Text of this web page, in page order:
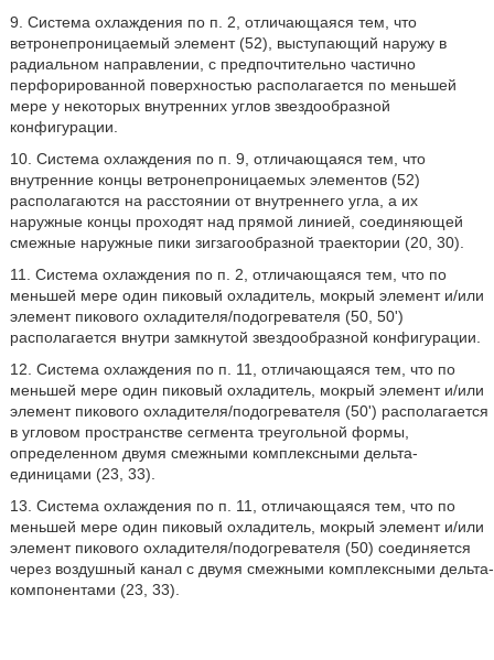
9. Система охлаждения по п. 2, отличающаяся тем, что
ветронепроницаемый элемент (52), выступающий наружу в
радиальном направлении, с предпочтительно частично
перфорированной поверхностью располагается по меньшей
мере у некоторых внутренних углов звездообразной
конфигурации.
10. Система охлаждения по п. 9, отличающаяся тем, что
внутренние концы ветронепроницаемых элементов (52)
располагаются на расстоянии от внутреннего угла, а их
наружные концы проходят над прямой линией, соединяющей
смежные наружные пики зигзагообразной траектории (20, 30).
11. Система охлаждения по п. 2, отличающаяся тем, что по
меньшей мере один пиковый охладитель, мокрый элемент и/или
элемент пикового охладителя/подогревателя (50, 50')
располагается внутри замкнутой звездообразной конфигурации.
12. Система охлаждения по п. 11, отличающаяся тем, что по
меньшей мере один пиковый охладитель, мокрый элемент и/или
элемент пикового охладителя/подогревателя (50') располагается
в угловом пространстве сегмента треугольной формы,
определенном двумя смежными комплексными дельта-
единицами (23, 33).
13. Система охлаждения по п. 11, отличающаяся тем, что по
меньшей мере один пиковый охладитель, мокрый элемент и/или
элемент пикового охладителя/подогревателя (50) соединяется
через воздушный канал с двумя смежными комплексными дельта-
компонентами (23, 33).